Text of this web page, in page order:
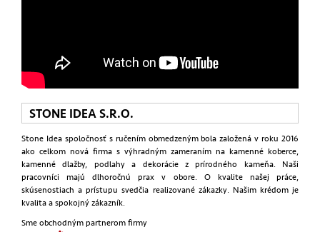
STONE IDEA S.R.O.
Stone Idea spoločnosť s ručením obmedzeným bola založená v roku 2016
ako celkom nová firma s výhradným zameraním na kamenné koberce,
kamenné dlažby, podlahy a dekorácie z prírodného kameňa. Naši
pracovníci majú dlhoročnú prax v obore. O kvalite našej práce,
skúsenostiach a prístupu svedčia realizované zákazky. Našim krédom je
kvalita a spokojný zákazník.
Sme obchodným partnerom firmy